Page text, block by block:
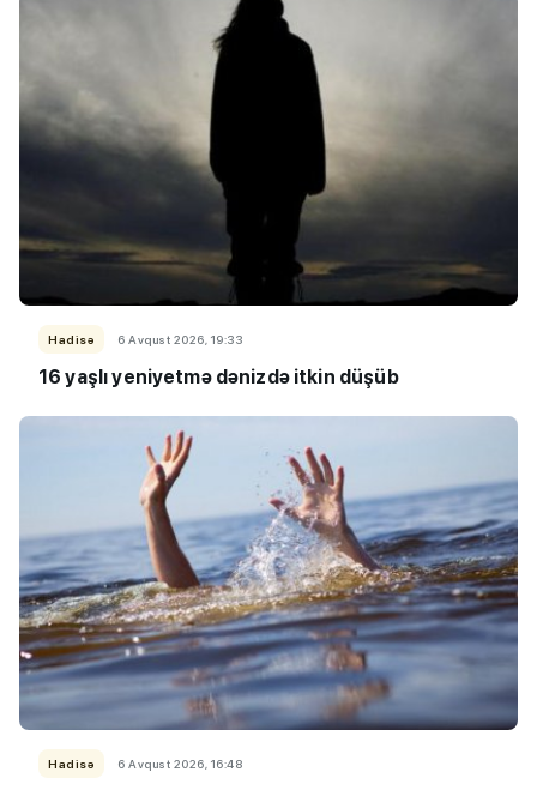
Hadisə 6 Avqust 2026, 19:33
16 yaşlı yeniyetmə dənizdə itkin düşüb
Hadisə 6 Avqust 2026, 16:48